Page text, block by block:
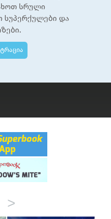
სრული
სუპერქულები და
>